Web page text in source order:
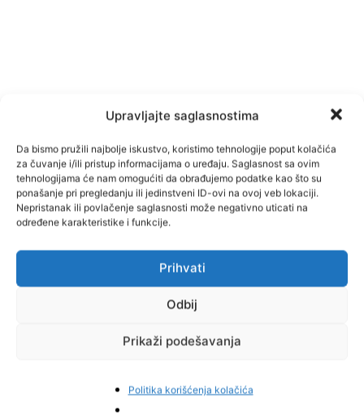
Upravljajte saglasnostima
Da bismo pružili najbolje iskustvo, koristimo tehnologije poput kolačića
za čuvanje i/ili pristup informacijama o uređaju. Saglasnost sa ovim
tehnologijama će nam omogućiti da obrađujemo podatke kao što su
ponašanje pri pregledanju ili jedinstveni ID-ovi na ovoj veb lokaciji.
Nepristanak ili povlačenje saglasnosti može negativno uticati na
određene karakteristike i funkcije.
Prihvati
Odbij
Prikaži podešavanja
Politika korišćenja kolačića
Najnovije vijesti